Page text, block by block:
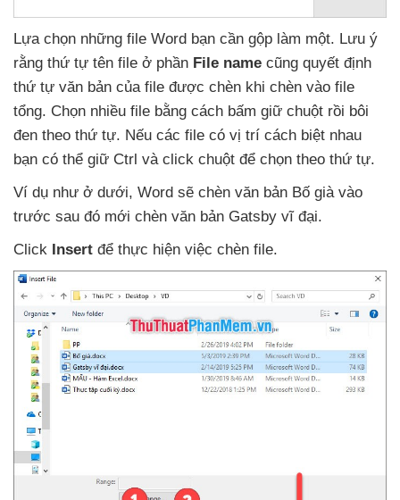
Lựa chọn những file Word bạn cần gộp làm một. Lưu ý
rằng thứ tự tên file ở phần File name cũng quyết định
thứ tự văn bản của file được chèn khi chèn vào file
tổng. Chọn nhiều file bằng cách bấm giữ chuột rồi bôi
đen theo thứ tự. Nếu các file có vị trí cách biệt nhau
bạn có thể giữ Ctrl và click chuột để chọn theo thứ tự.
Ví dụ như ở dưới, Word sẽ chèn văn bản Bố già vào
trước sau đó mới chèn văn bản Gatsby vĩ đại.
Click Insert để thực hiện việc chèn file.